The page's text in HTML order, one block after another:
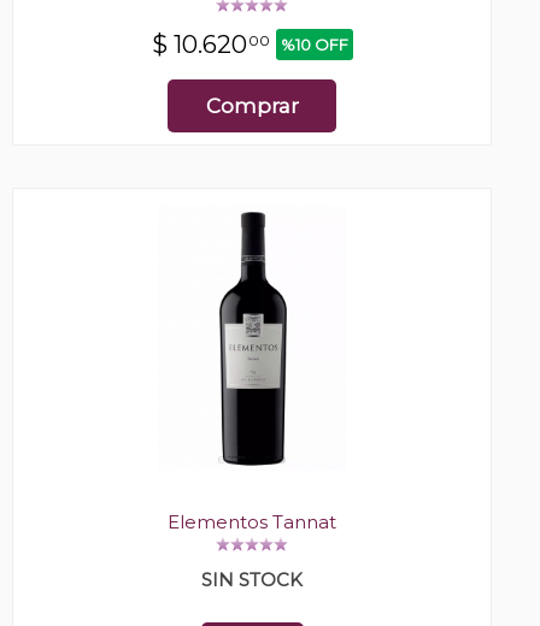
$ 10.62000 %10 OFF
Comprar
Elementos Tannat
SIN STOCK